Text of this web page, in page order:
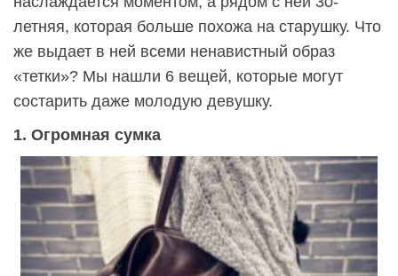
летняя, которая больше похожа на старушку. Что
же выдает в ней всеми ненавистный образ
«тетки»? Мы нашли 6 вещей, которые могут
состарить даже молодую девушку.
1. Огромная сумка